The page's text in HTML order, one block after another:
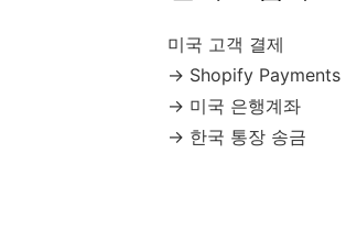
미국 고객 결제
→ Shopify Payments
→ 미국 은행계좌
→ 한국 통장 송금